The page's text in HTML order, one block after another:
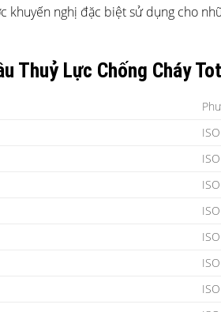
khuyến nghị đặc biệt sử dụng cho
Thuỷ Lực Chống Cháy